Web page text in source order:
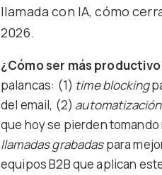
llamada con IA, cómo
2026.
¿Cómo ser más
palancas: (1) time blocking
del email, (2)
que hoy se pierden
llamadas grabadaspara
equipos B2B que aplican